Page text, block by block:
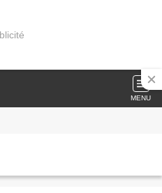
MENU